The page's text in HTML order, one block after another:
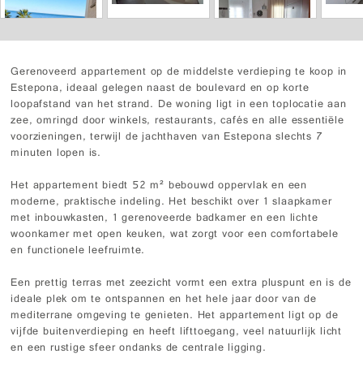
Gerenoveerd appartement op de middelste verdieping te koop in
Estepona, ideaal gelegen naast de boulevard en op korte
loopafstand van het strand. De woning ligt in een toplocatie aan
zee, omringd door winkels, restaurants, cafés en alle essentiële
voorzieningen, terwijl de jachthaven van Estepona slechts 7
minuten lopen is.
Het appartement biedt 52 m² bebouwd oppervlak en een
moderne, praktische indeling. Het beschikt over 1 slaapkamer
met inbouwkasten, 1 gerenoveerde badkamer en een lichte
woonkamer met open keuken, wat zorgt voor een comfortabele
en functionele leefruimte.
Een prettig terras met zeezicht vormt een extra pluspunt en is de
ideale plek om te ontspannen en het hele jaar door van de
mediterrane omgeving te genieten. Het appartement ligt op de
vijfde buitenverdieping en heeft lifttoegang, veel natuurlijk licht
en een rustige sfeer ondanks de centrale ligging.